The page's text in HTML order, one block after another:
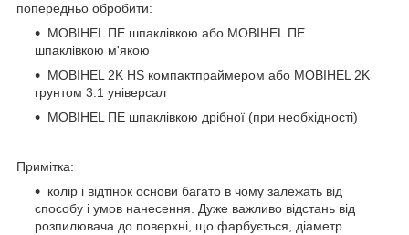
попередньо обробити:
MOBIHEL ПЕ шпаклівкою або MOBIHEL ПЕ
шпаклівкою м'якою
MOBIHEL 2K HS компактпраймером або MOBIHEL 2K
грунтом 3:1 універсал
MOBIHEL ПЕ шпаклівкою дрібної (при необхідності)
Примітка:
колір і відтінок основи багато в чому залежать від
способу і умов нанесення. Дуже важливо відстань від
розпилювача до поверхні, що фарбується, діаметр